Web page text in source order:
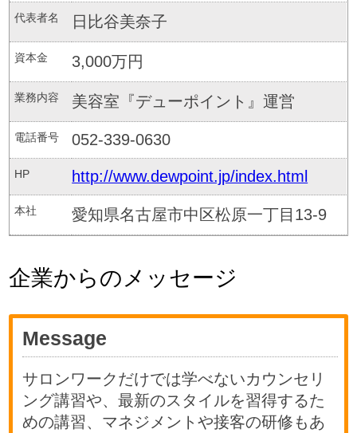
代表者名 日比谷美奈子
資本金 3,000万円
業務内容 美容室『デューポイント』運営
電話番号 052-339-0630
HP http://www.dewpoint.jp/index.html
本社 愛知県名古屋市中区松原一丁目13-9
企業からのメッセージ
Message
サロンワークだけでは学べないカウンセリ
ング講習や、最新のスタイルを習得するた
めの講習、マネジメントや接客の研修もあ